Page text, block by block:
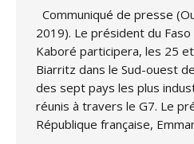
Communiqué de presse
2019). Le président du Faso
Kaboré participera, les 25
Biarritz dans le Sud-ouest
des sept pays les plus
réunis à travers le G7. Le
République française,